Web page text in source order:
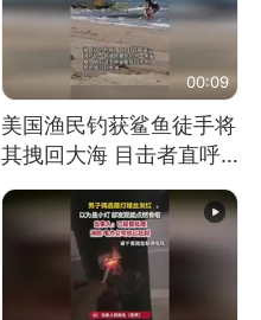
00:09
美国渔民钓获鲨鱼徒手将
其拽回大海 目击者直呼
震惊 （视频来源：参考
消息）